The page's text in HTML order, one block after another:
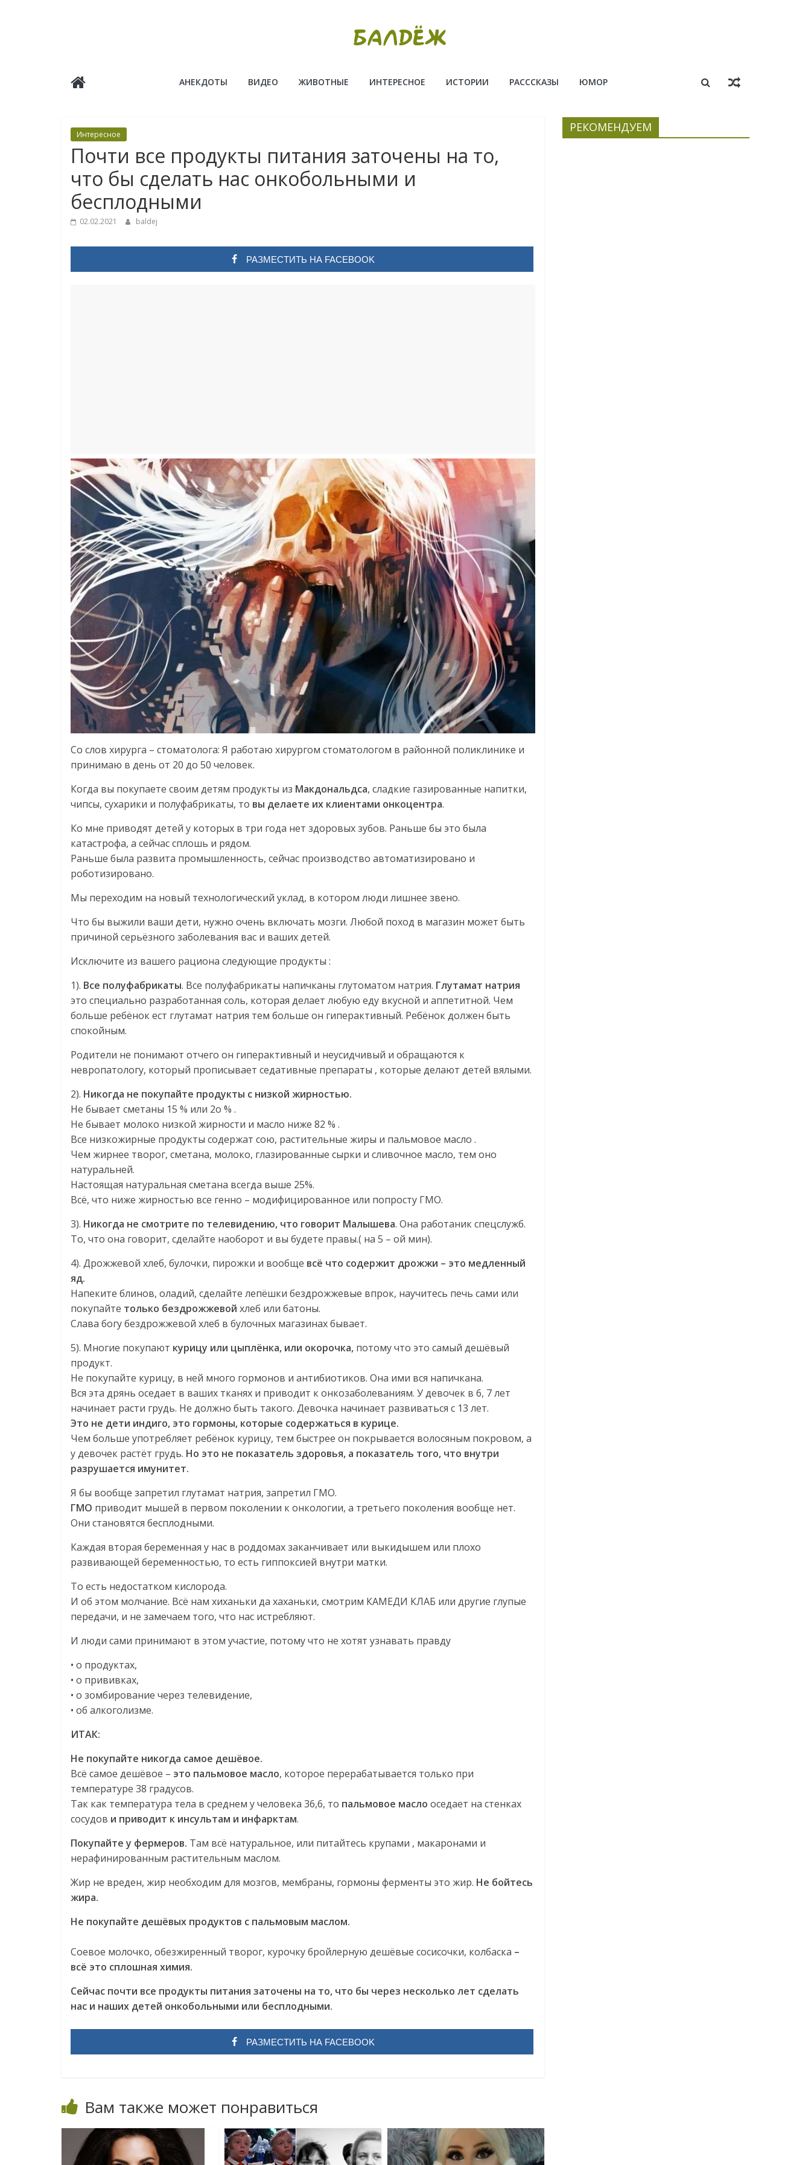
Балдёж АНЕКДОТЫ ВИДЕО ЖИВОТНЫЕ ИНТЕРЕСНОЕ ИСТОРИИ РАСССКАЗЫ ЮМОР
Интересное
Почти все продукты питания заточены на то,
что бы сделать нас онкобольными и
бесплодными
02.02.2021 baldej
РАЗМЕСТИТЬ НА FACEBOOK
Со слов хирурга – стоматолога: Я работаю хирургом стоматологом в районной поликлинике и
принимаю в день от 20 до 50 человек.
Когда вы покупаете своим детям продукты из Макдональдса, сладкие газированные напитки,
чипсы, сухарики и полуфабрикаты, то вы делаете их клиентами онкоцентра.
Ко мне приводят детей у которых в три года нет здоровых зубов. Раньше бы это была
катастрофа, а сейчас сплошь и рядом.
Раньше была развита промышленность, сейчас производство автоматизировано и
роботизировано.
Мы переходим на новый технологический уклад, в котором люди лишнее звено.
Что бы выжили ваши дети, нужно очень включать мозги. Любой поход в магазин может быть
причиной серьёзного заболевания вас и ваших детей.
Исключите из вашего рациона следующие продукты :
1). Все полуфабрикаты. Все полуфабрикаты напичканы глутоматом натрия. Глутамат натрия
это специально разработанная соль, которая делает любую еду вкусной и аппетитной. Чем
больше ребёнок ест глутамат натрия тем больше он гиперактивный. Ребёнок должен быть
спокойным.
Родители не понимают отчего он гиперактивный и неусидчивый и обращаются к
невропатологу, который прописывает седативные препараты , которые делают детей вялыми.
2). Никогда не покупайте продукты с низкой жирностью.
Не бывает сметаны 15 % или 2о % .
Не бывает молоко низкой жирности и масло ниже 82 % .
Все низкожирные продукты содержат сою, растительные жиры и пальмовое масло .
Чем жирнее творог, сметана, молоко, глазированные сырки и сливочное масло, тем оно
натуральней.
Настоящая натуральная сметана всегда выше 25%.
Всё, что ниже жирностью все генно – модифицированное или попросту ГМО.
3). Никогда не смотрите по телевидению, что говорит Малышева. Она работаник спецслужб.
То, что она говорит, сделайте наоборот и вы будете правы.( на 5 – ой мин).
4). Дрожжевой хлеб, булочки, пирожки и вообще всё что содержит дрожжи – это медленный
яд.
Напеките блинов, оладий, сделайте лепёшки бездрожжевые впрок, научитесь печь сами или
покупайте только бездрожжевой хлеб или батоны.
Слава богу бездрожжевой хлеб в булочных магазинах бывает.
5). Многие покупают курицу или цыплёнка, или окорочка, потому что это самый дешёвый
продукт.
Не покупайте курицу, в ней много гормонов и антибиотиков. Она ими вся напичкана.
Вся эта дрянь оседает в ваших тканях и приводит к онкозаболеваниям. У девочек в 6, 7 лет
начинает расти грудь. Не должно быть такого. Девочка начинает развиваться с 13 лет.
Это не дети индиго, это гормоны, которые содержаться в курице.
Чем больше употребляет ребёнок курицу, тем быстрее он покрывается волосяным покровом, а
у девочек растёт грудь. Но это не показатель здоровья, а показатель того, что внутри
разрушается имунитет.
Я бы вообще запретил глутамат натрия, запретил ГМО.
ГМО приводит мышей в первом поколении к онкологии, а третьего поколения вообще нет.
Они становятся бесплодными.
Каждая вторая беременная у нас в роддомах заканчивает или выкидышем или плохо
развивающей беременностью, то есть гиппоксией внутри матки.
То есть недостатком кислорода.
И об этом молчание. Всё нам хиханьки да хаханьки, смотрим КАМЕДИ КЛАБ или другие глупые
передачи, и не замечаем того, что нас истребляют.
И люди сами принимают в этом участие, потому что не хотят узнавать правду
• о продуктах,
• о прививках,
• о зомбирование через телевидение,
• об алкоголизме.
ИТАК:
Не покупайте никогда самое дешёвое.
Всё самое дешёвое – это пальмовое масло, которое перерабатывается только при
температуре 38 градусов.
Так как температура тела в среднем у человека 36,6, то пальмовое масло оседает на стенках
сосудов и приводит к инсультам и инфарктам.
Покупайте у фермеров. Там всё натуральное, или питайтесь крупами , макаронами и
нерафинированным растительным маслом.
Жир не вреден, жир необходим для мозгов, мембраны, гормоны ферменты это жир. Не бойтесь
жира.
Не покупайте дешёвых продуктов с пальмовым маслом.
Соевое молочко, обезжиренный творог, курочку бройлерную дешёвые сосисочки, колбаска –
всё это сплошная химия.
Сейчас почти все продукты питания заточены на то, что бы через несколько лет сделать
нас и наших детей онкобольными или бесплодными.
РАЗМЕСТИТЬ НА FACEBOOK
Вам также может понравиться
РЕКОМЕНДУЕМ